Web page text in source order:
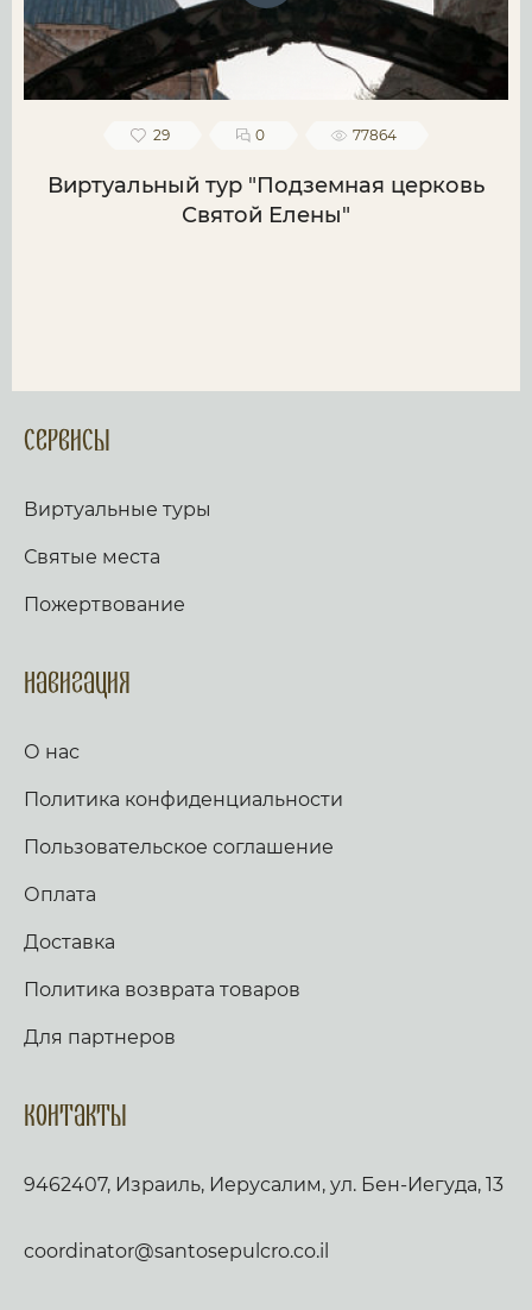
29 0 77864
Виртуальный тур "Подземная церковь
Святой Елены"
Сервисы
Виртуальные туры
Святые места
Пожертвование
Навигация
О нас
Политика конфиденциальности
Пользовательское соглашение
Оплата
Доставка
Политика возврата товаров
Для партнеров
Контакты
9462407, Израиль, Иерусалим, ул. Бен-Иегуда, 13
coordinator@santosepulcro.co.il